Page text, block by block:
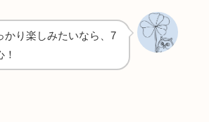
かり楽しみたいなら、7